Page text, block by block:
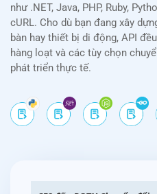
như .NET, Java, PHP, Ruby,
cURL. Cho dù bạn đang xây
bàn hay thiết bị di động, API
hàng loạt và các tùy chọn
phát triển thực tế.